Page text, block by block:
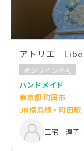
アトリエ
オンライン不可
ハンドメイド
東京都 町田市
JR横浜線・町田駅
三宅 淳子